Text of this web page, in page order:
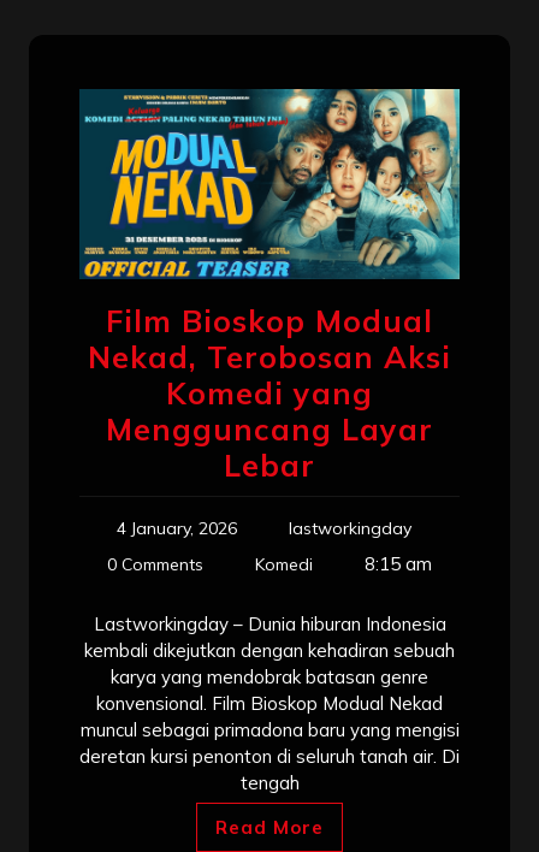
Film Bioskop Modual
Nekad, Terobosan Aksi
Komedi yang
Mengguncang Layar
Lebar
4 January, 2026
lastworkingday
0 Comments
Komedi 8:15 am
Lastworkingday – Dunia hiburan Indonesia
kembali dikejutkan dengan kehadiran sebuah
karya yang mendobrak batasan genre
konvensional. Film Bioskop Modual Nekad
muncul sebagai primadona baru yang mengisi
deretan kursi penonton di seluruh tanah air. Di
tengah
Read More